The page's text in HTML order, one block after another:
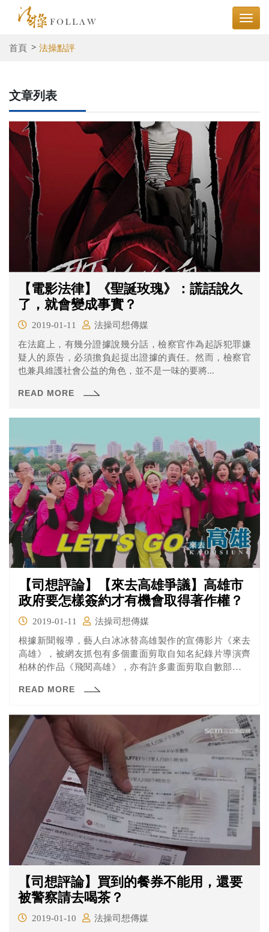
首頁 法操點評
文章列表
【電影法律】《聖誕玫瑰》：謊話說久
了，就會變成事實？
2019-01-11
法操司想傳媒
在法庭上，有幾分證據說幾分話，檢察官作為起訴犯罪嫌
疑人的原告，必須擔負起提出證據的責任。然而，檢察官
也兼具維護社會公益的角色，並不是一味的要將...
READ MORE
【司想評論】【來去高雄爭議】高雄市
政府要怎樣簽約才有機會取得著作權？
2019-01-11
法操司想傳媒
根據新聞報導，藝人白冰冰替高雄製作的宣傳影片《來去
高雄》，被網友抓包有多個畫面剪取自知名紀錄片導演齊
柏林的作品《飛閱高雄》，亦有許多畫面剪取自數部不同
面均由高雄市政府授權提供。但《飛閱高雄》製片公司則
片。 涉及侵害的是重製權？還是改作權？還是同一性保持
權？
READ MORE
【司想評論】買到的餐券不能用，還要
被警察請去喝茶？
2019-01-10
法操司想傳媒